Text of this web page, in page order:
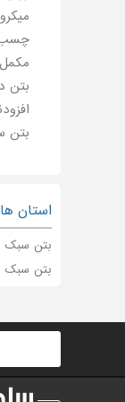
چسب
بتن
بتن
استان
بتن سبک
بتن سبک